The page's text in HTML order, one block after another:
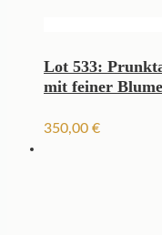
Lot 533:
mit feiner
350,00 €